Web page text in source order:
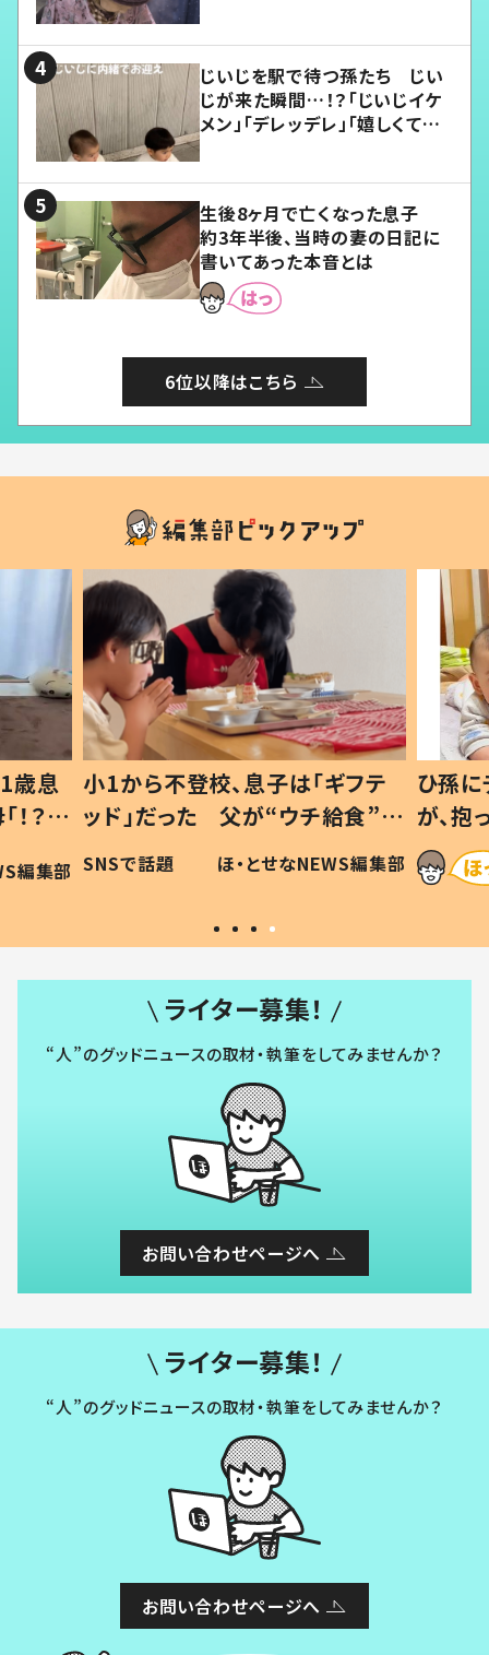
じいじを駅で待つ孫たち じい
じが来た瞬間…！？「じいじイケ
メン」「デレッデレ」「嬉しくて可
生後8ヶ月で亡くなった息子
約3年半後、当時の妻の日記に
書いてあった本音とは
6位以降はこちら
歳息
？」
編集部
小1から不登校、息子は「ギフテ
ッド」だった 父が“ウチ給食”を
作り続ける理由とは #令和の親
#令和の子
SNSで話題 ほ・とせなNEWS編集部
ひ孫
が、
「涙が
い」
ライター募集！
“人”のグッドニュースの取材・執筆をしてみませんか？
お問い合わせページへ
ライター募集！
“人”のグッドニュースの取材・執筆をしてみませんか？
お問い合わせページへ